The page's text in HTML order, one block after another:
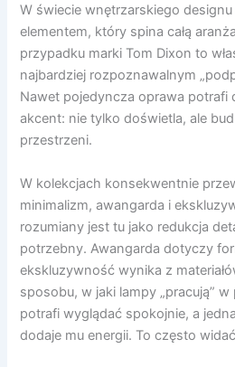
W świecie wnętrzarskiego
elementem, który spina całą
przypadku marki Tom Dixon to
najbardziej rozpoznawalnym
Nawet pojedyncza oprawa potrafi
akcent: nie tylko doświetla, ale
przestrzeni.
W kolekcjach konsekwentnie
minimalizm, awangarda i
rozumiany jest tu jako redukcja
potrzebny. Awangarda dotyczy
ekskluzywność wynika z
sposobu, w jaki lampy „pracują”
potrafi wyglądać spokojnie, a
dodaje mu energii. To często